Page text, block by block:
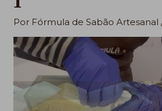
Por Fórmula de Sabão Artesanal